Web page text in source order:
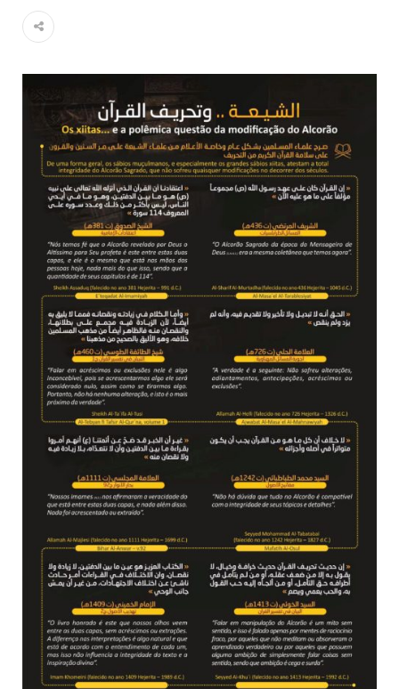
Islâmico no Brasil parabeniza a nação islâmica pela chegada
no ano novo muçulmano de 1435 Hejrita. Desejamos a
todos os irmãos e irmãs um novo
10 DE NOVEMBRO DE 2013
Falecimento do Imam Ali Ibn Al-Hussein
(A.S.)
Em nome de Deus, o Clemente, o Misericordioso! Diante da
data em que relembramos o martírio do quarto Imam dos
muçulmanos, o Imam Ali Ibn Al-Hussein Ibn Ali Ibn Abi Táleb
(A.S.), conhecido por “Zein Al-Ábidin” (Formosura
NOTÍCIAS
3 DE JULHO DE 2014
Centro Islâmico no Brasil recebe o ex-
ministro das Relações Exteriores da
República Islâmica do Irã
Na noite da quinta-feira, 03 de Abril, o Centro Islâmico no
Brasil recebeu em sua sede, em São Paulo, o ex-ministro das
Relações Exteriores da República Islâmica do Irã, Sr. Kamal
Kharrazi, que encontra-se visitando